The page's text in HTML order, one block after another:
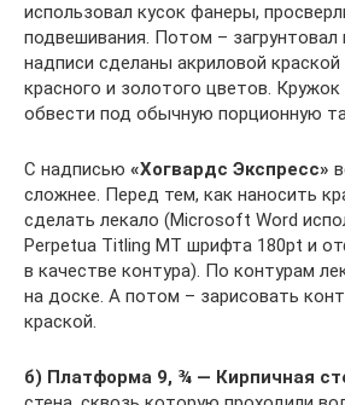
использовал кусок фанеры,
подвешивания. Потом – загрунтовал
надписи сделаны акриловой краской
красного и золотого цветов.
обвести под обычную порционную
С надписью «Хогвардс Экспресс»
сложнее. Перед тем, как наносить
сделать лекало (Microsoft Word
Perpetua Titling MT шрифта 180pt и
в качестве контура). По контурам
на доске. А потом – зарисовать
краской.
б) Платформа 9, ¾ — Кирпичная